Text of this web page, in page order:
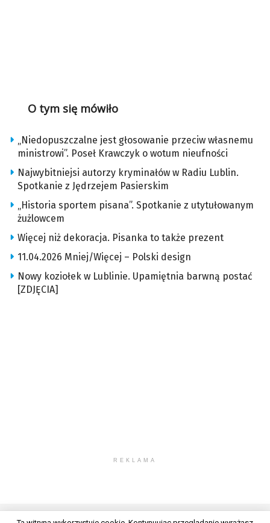
O tym się mówiło
„Niedopuszczalne jest głosowanie przeciw własnemu
ministrowi”. Poseł Krawczyk o wotum nieufności
Najwybitniejsi autorzy kryminałów w Radiu Lublin.
Spotkanie z Jędrzejem Pasierskim
„Historia sportem pisana”. Spotkanie z utytułowanym
żużlowcem
Więcej niż dekoracja. Pisanka to także prezent
11.04.2026 Mniej/Więcej – Polski design
Nowy koziołek w Lublinie. Upamiętnia barwną postać
[ZDJĘCIA]
REKLAMA